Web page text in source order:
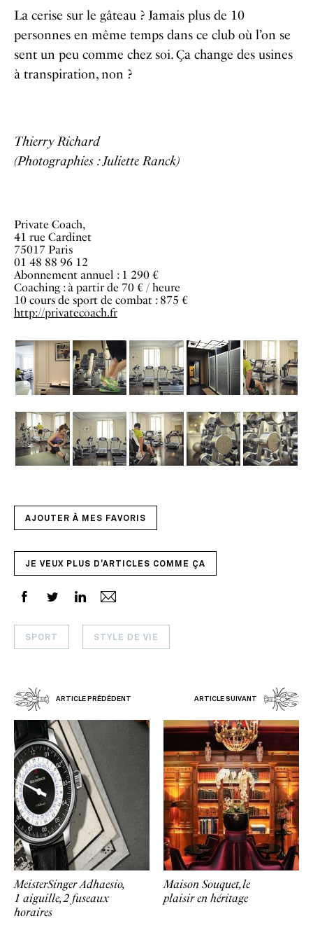
La cerise sur le gâteau ? Jamais plus de 10
personnes en même temps dans ce club où l’on se
sent un peu comme chez soi. Ça change des usines
à transpiration, non ?
Thierry Richard
(Photographies : Juliette Ranck)
Private Coach,
41 rue Cardinet
75017 Paris
01 48 88 96 12
Abonnement annuel : 1 290 €
Coaching : à partir de 70 € / heure
10 cours de sport de combat : 875 €
http://privatecoach.fr
AJOUTER À MES FAVORIS
JE VEUX PLUS D'ARTICLES COMME ÇA
SPORT STYLE DE VIE
ARTICLE PRÉDÉDENT ARTICLE SUIVANT
MeisterSinger Adhaesio,
1 aiguille, 2 fuseaux
horaires
Maison Souquet, le
plaisir en héritage